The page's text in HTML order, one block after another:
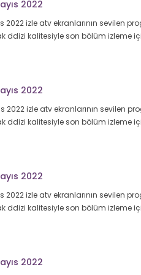
2022
2022 izle atv ekranlarının sevilen
ddizi kalitesiyle son bölüm izleme
2022
2022 izle atv ekranlarının sevilen
ddizi kalitesiyle son bölüm izleme
2022
2022 izle atv ekranlarının sevilen
ddizi kalitesiyle son bölüm izleme
2022